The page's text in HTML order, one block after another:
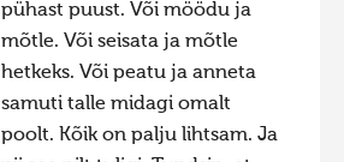
pühast puust. Või möödu ja
mõtle. Või seisata ja mõtle
hetkeks. Või peatu ja anneta
samuti talle midagi omalt
poolt. Kõik on palju lihtsam. Ja